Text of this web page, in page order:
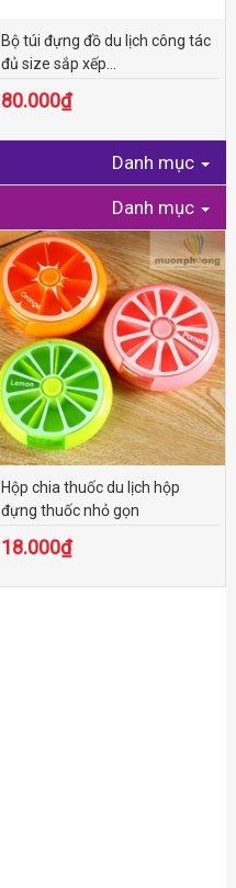
Bộ túi đựng đồ du lịch công tác
đủ size sắp xếp...
80.000₫
Danh mục
Danh mục
Hộp chia thuốc du lịch hộp
đựng thuốc nhỏ gọn
18.000₫